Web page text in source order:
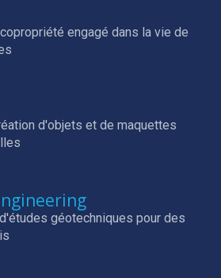
engagé dans la vie de
d'objets et de maquettes
géotechniques pour des